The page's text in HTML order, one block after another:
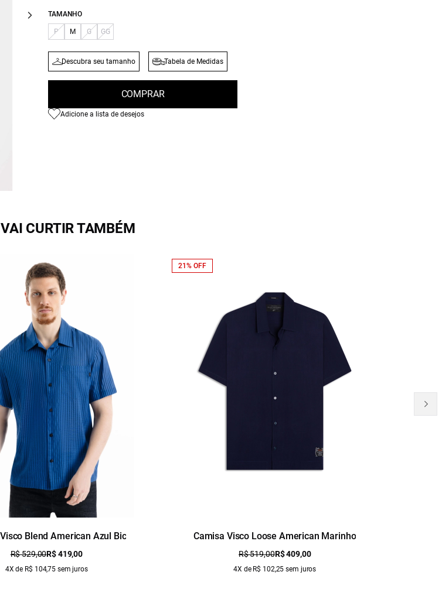
TAMANHO
P M G GG
Descubra seu tamanho Tabela de Medidas
COMPRAR
Adicione a lista de desejos
CURTIR TAMBÉM
Blend American Azul Bic
R$ 529,00R$ 419,00
4X de R$ 104,75 sem juros
Camisa Visco Loose American Marinho
R$ 519,00R$ 409,00
4X de R$ 102,25 sem juros
21% OFF